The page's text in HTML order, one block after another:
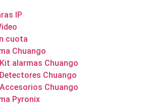
IP
cuota
Chuango
Kit alarmas Chuango
Detectores Chuango
Accesorios Chuango
Pyronix